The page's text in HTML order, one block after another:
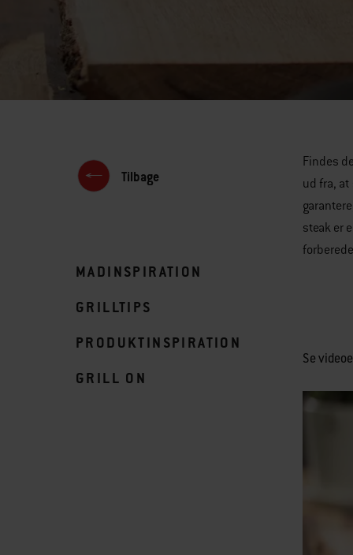
Tilbage
MADINSPIRATION
GRILLTIPS
PRODUKTINSPIRATION
GRILL ON
Findes
ud fra,
steak er
Se